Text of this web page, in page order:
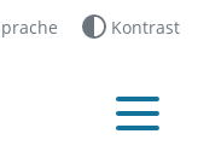
Kontrast